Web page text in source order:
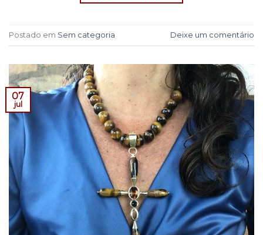
Postado em Sem categoria Deixe um comentário
07
jul